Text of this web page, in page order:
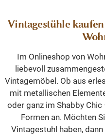
Vintagestühle
Im Onlineshop von
liebevoll
Vintagemöbel. Ob aus
mit metallischen
oder ganz im Shabby Chic
Formen an. Möchten
Vintagestuhl haben,